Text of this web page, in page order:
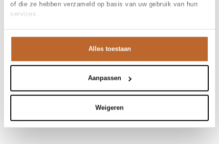
of die ze hebben verzameld op basis van uw gebruik van hun
services.
Alles toestaan
Aanpassen
Weigeren